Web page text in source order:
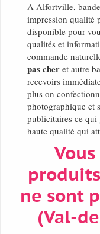
A Alfortville,
impression qualité
disponible pour
qualités et
commande
pas cher et autre
recevoirs
plus on
photographique et
publicitaires ce
haute qualité qui
ne sont
(Val-